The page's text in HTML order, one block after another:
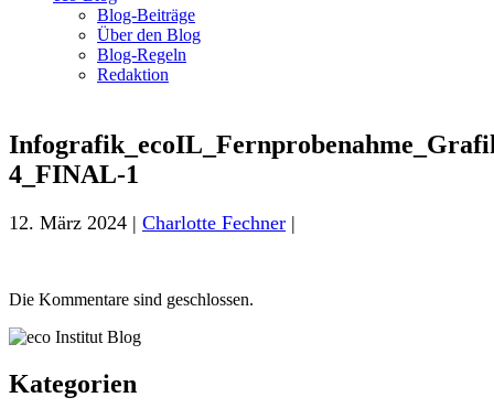
Blog-Beiträge
Über den Blog
Blog-Regeln
Redaktion
4_FINAL-1
12. März 2024 | Charlotte Fechner |
Die Kommentare sind geschlossen.
Kategorien